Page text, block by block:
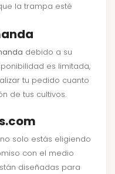
la trampa esté
debido a su
es limitada,
tu pedido cuanto
de tus cultivos.
solo estás eligiendo
con el medio
diseñadas para